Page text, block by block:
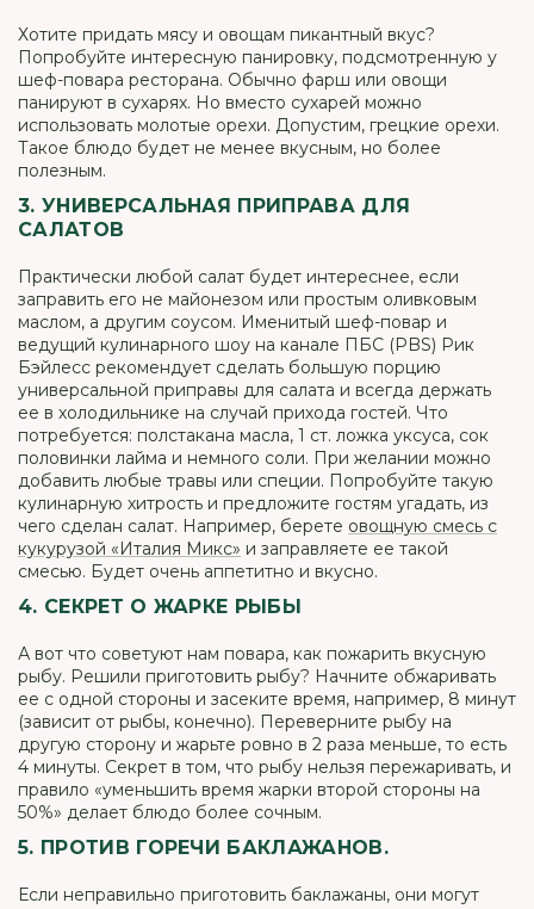
Хотите придать мясу и овощам пикантный вкус?
Попробуйте интересную панировку, подсмотренную у
шеф-повара ресторана. Обычно фарш или овощи
панируют в сухарях. Но вместо сухарей можно
использовать молотые орехи. Допустим, грецкие орехи.
Такое блюдо будет не менее вкусным, но более
полезным.
3. УНИВЕРСАЛЬНАЯ ПРИПРАВА ДЛЯ
САЛАТОВ
Практически любой салат будет интереснее, если
заправить его не майонезом или простым оливковым
маслом, а другим соусом. Именитый шеф-повар и
ведущий кулинарного шоу на канале ПБС (PBS) Рик
Бэйлесс рекомендует сделать большую порцию
универсальной приправы для салата и всегда держать
ее в холодильнике на случай прихода гостей. Что
потребуется: полстакана масла, 1 ст. ложка уксуса, сок
половинки лайма и немного соли. При желании можно
добавить любые травы или специи. Попробуйте такую
кулинарную хитрость и предложите гостям угадать, из
чего сделан салат. Например, берете овощную смесь с
кукурузой «Италия Микс» и заправляете ее такой
смесью. Будет очень аппетитно и вкусно.
4. СЕКРЕТ О ЖАРКЕ РЫБЫ
А вот что советуют нам повара, как пожарить вкусную
рыбу. Решили приготовить рыбу? Начните обжаривать
ее с одной стороны и засеките время, например, 8 минут
(зависит от рыбы, конечно). Переверните рыбу на
другую сторону и жарьте ровно в 2 раза меньше, то есть
4 минуты. Секрет в том, что рыбу нельзя пережаривать, и
правило «уменьшить время жарки второй стороны на
50%» делает блюдо более сочным.
5. ПРОТИВ ГОРЕЧИ БАКЛАЖАНОВ.
Если неправильно приготовить баклажаны, они могут